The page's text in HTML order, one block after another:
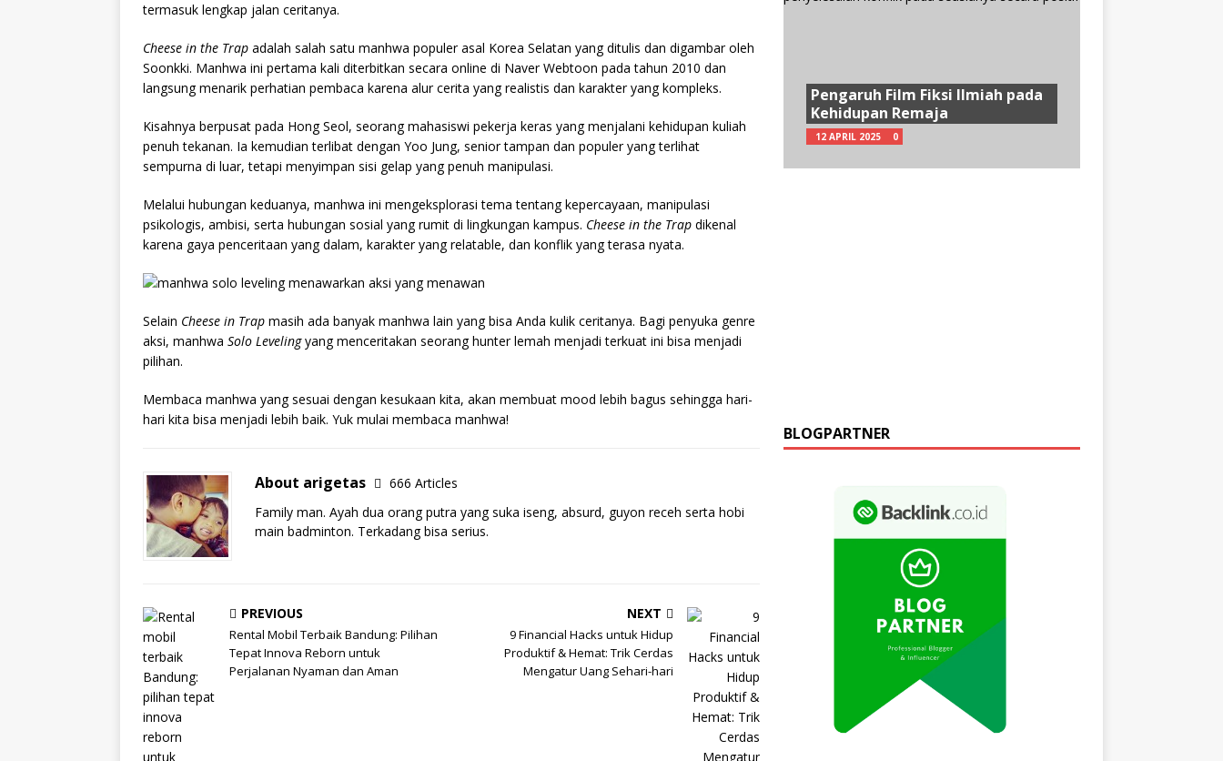
termasuk lengkap jalan ceritanya.
Cheese in the Trap adalah salah satu manhwa populer asal Korea Selatan yang ditulis dan digambar oleh
Soonkki. Manhwa ini pertama kali diterbitkan secara online di Naver Webtoon pada tahun 2010 dan
langsung menarik perhatian pembaca karena alur cerita yang realistis dan karakter yang kompleks.
Kisahnya berpusat pada Hong Seol, seorang mahasiswi pekerja keras yang menjalani kehidupan kuliah
penuh tekanan. Ia kemudian terlibat dengan Yoo Jung, senior tampan dan populer yang terlihat
sempurna di luar, tetapi menyimpan sisi gelap yang penuh manipulasi.
Melalui hubungan keduanya, manhwa ini mengeksplorasi tema tentang kepercayaan, manipulasi
psikologis, ambisi, serta hubungan sosial yang rumit di lingkungan kampus. Cheese in the Trap dikenal
karena gaya penceritaan yang dalam, karakter yang relatable, dan konflik yang terasa nyata.
Selain Cheese in Trap masih ada banyak manhwa lain yang bisa Anda kulik ceritanya. Bagi penyuka genre
aksi, manhwa Solo Levelingyang menceritakan seorang hunter lemah menjadi terkuat ini bisa menjadi
pilihan.
Membaca manhwa yang sesuai dengan kesukaan kita, akan membuat mood lebih bagus sehingga hari-
hari kita bisa menjadi lebih baik. Yuk mulai membaca manhwa!
About arigetas
666 Articles
Family man. Ayah dua orang putra yang suka iseng, absurd, guyon receh serta hobi
main badminton. Terkadang bisa serius.
PREVIOUS
Rental Mobil Terbaik Bandung: Pilihan
Tepat Innova Reborn untuk
Perjalanan Nyaman dan Aman
NEXT
9 Financial Hacks untuk Hidup
Produktif & Hemat: Trik Cerdas
Mengatur Uang Sehari-hari
Pengaruh Film Fiksi Ilmiah pada
Kehidupan Remaja
12 APRIL 2025 0
BLOGPARTNER